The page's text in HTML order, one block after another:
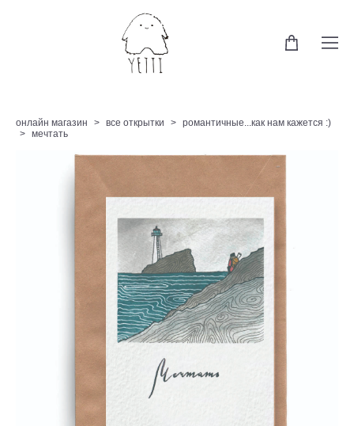
онлайн магазин > все открытки > романтичные...как нам кажется :)
> мечтать